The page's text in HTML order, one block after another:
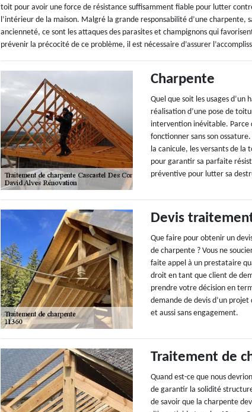
toit pour avoir une force de résistance suffisamment fiable pour lutter
l’intérieur de la maison. Malgré la grande responsabilité d’une charpente,
ancienneté, ce sont les attaques des parasites et champignons qui
prévenir la précocité de ce problème, il est nécessaire d’assurer
Charpente
Quel que soit les usages
réalisation d’une pose de
intervention inévitable. Parce
fonctionner sans son
la canicule, les versants de la
pour garantir sa parfaite
préventive pour lutter sa
Devis
Que faire pour obtenir un
de charpente ? Vous ne
faite appel à un prestataire
droit en tant que client de
prendre votre décision en
demande de devis d’un
et aussi sans engagement.
Traitement de
Quand est-ce que nous
de garantir la solidité
de savoir que la charpente